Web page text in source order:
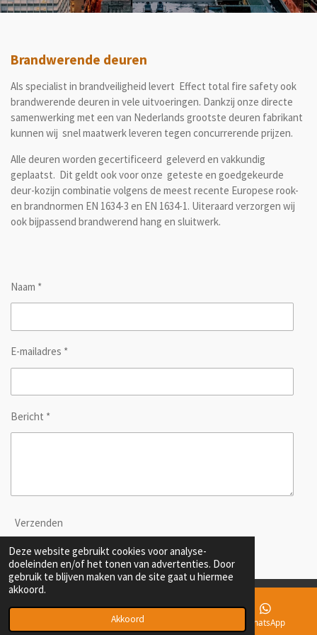
Deze website gebruikt cookies voor analyse-
doeleinden en/of het tonen van advertenties. Door
gebruik te blijven maken van de site gaat u hiermee
akkoord.
Akkoord
Brandwerende deuren
Als specialist in brandveiligheid levert Effect total fire safety ook
brandwerende deuren in vele uitvoeringen. Dankzij onze directe
samenwerking met een van Nederlands grootste deuren fabrikant
kunnen wij snel maatwerk leveren tegen concurrerende prijzen.
Alle deuren worden gecertificeerd geleverd en vakkundig
geplaatst. Dit geldt ook voor onze geteste en goedgekeurde
deur-kozijn combinatie volgens de meest recente Europese rook-
en brandnormen EN 1634-3 en EN 1634-1. Uiteraard verzorgen wij
ook bijpassend brandwerend hang en sluitwerk.
Naam *
E-mailadres *
Bericht *
Verzenden
Powered byJouwWeb
Telefoonnummer WhatsApp